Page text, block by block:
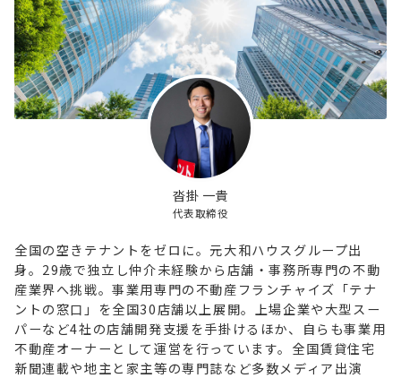
沓掛 一貴
代表取締役
全国の空きテナントをゼロに。元大和ハウスグループ出
身。29歳で独立し仲介未経験から店舗・事務所専門の不動
産業界へ挑戦。事業用専門の不動産フランチャイズ「テナ
ントの窓口」を全国30店舗以上展開。上場企業や大型スー
パーなど4社の店舗開発支援を手掛けるほか、自らも事業用
不動産オーナーとして運営を行っています。全国賃貸住宅
新聞連載や地主と家主等の専門誌など多数メディア出演